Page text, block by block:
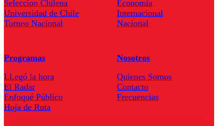
Seleccion Chilena
Universidad de Chile
Torneo Nacional
Economía
Internacional
Nacional
Programas
LLegó la hora
El Radar
Enfoqué Público
Hoja de Ruta
Nosotros
Quienes Somos
Contacto
Frecuencias